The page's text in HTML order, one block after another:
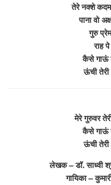
तेरे नक्शे
पाना वो
गुरु
राह
कैसे गाऊं
ऊंची
मेरे गुरुवर
कैसे गाऊं
ऊंची
लेखक – डॉ. साध्वी
गायिका –